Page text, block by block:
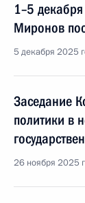
1–5
Миронов
5 декабря 2025
Заседание
политики в
26 ноября 2025